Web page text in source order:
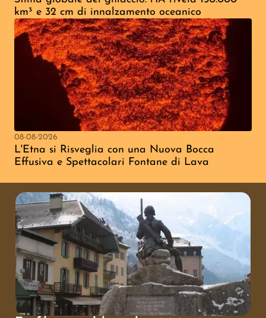
km³ e 32 cm di innalzamento oceanico
08-08-2026
L'Etna si Risveglia con una Nuova Bocca
Effusiva e Spettacolari Fontane di Lava